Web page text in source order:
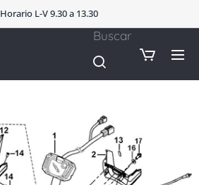
Horario L-V 9.30 a 13.30
Buscar